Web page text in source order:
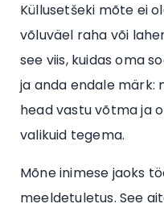
Küllusetšeki mõte ei
võluväel raha või
see viis, kuidas oma
ja anda endale märk:
head vastu võtma ja
valikuid tegema.
Mõne inimese jaoks
meeldetuletus. See